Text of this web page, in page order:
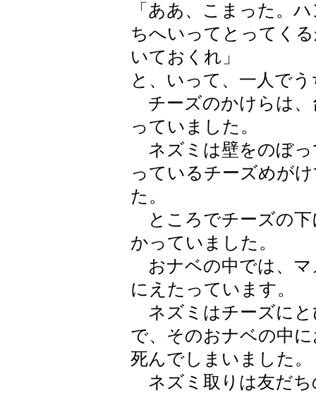
「ああ、こまった。
ちへいってとってく
いておくれ」
と、いって、一人で
チーズのかけらは、
っていました。
ネズミは壁をのぼっ
っているチーズめが
た。
ところでチーズの下
かっていました。
おナベの中では、マ
にえたっています。
ネズミはチーズにと
で、そのおナベの中
死んでしまいました。
ネズミ取りは友だち